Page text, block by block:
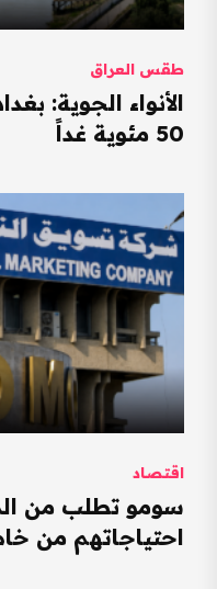
طقس العراق
50 مئوية غداً
اقتصاد
سومو تطلب من
احتياجاتهم من